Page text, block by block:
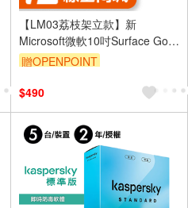
【LM03荔枝架立款】新
Microsoft微軟10吋Surface Go平
板保護皮套
贈OPENPOINT
$490